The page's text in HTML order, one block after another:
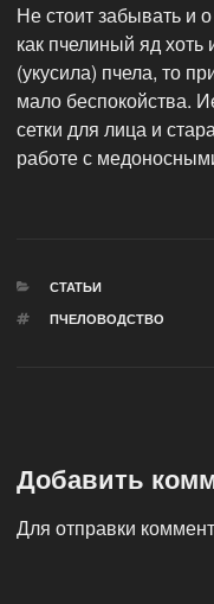
Не стоит забывать и
как пчелиный яд
(укусила) пчела, то
мало беспокойства.
сетки для лица и
работе с
РУБРИКИ
СТАТЬИ
МЕТКИ
ПЧЕЛОВОДСТВО
Добавить
Для отправки